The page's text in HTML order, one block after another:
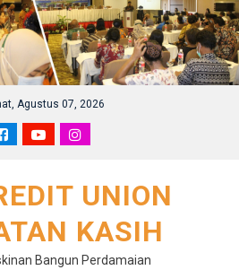
Agustus 07, 2026
UNION
KASIH
Bangun Perdamaian